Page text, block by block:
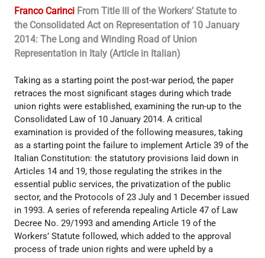
Franco Carinci From Title III of the Workers’ Statute to
the Consolidated Act on Representation of 10 January
2014: The Long and Winding Road of Union
Representation in Italy (Article in Italian)
Taking as a starting point the post-war period, the paper
retraces the most significant stages during which trade
union rights were established, examining the run-up to the
Consolidated Law of 10 January 2014. A critical
examination is provided of the following measures, taking
as a starting point the failure to implement Article 39 of the
Italian Constitution: the statutory provisions laid down in
Articles 14 and 19, those regulating the strikes in the
essential public services, the privatization of the public
sector, and the Protocols of 23 July and 1 December issued
in 1993. A series of referenda repealing Article 47 of Law
Decree No. 29/1993 and amending Article 19 of the
Workers’ Statute followed, which added to the approval
process of trade union rights and were upheld by a